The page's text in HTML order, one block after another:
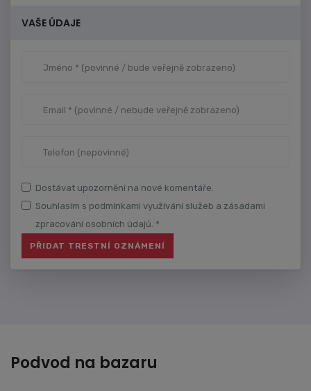
VAŠE ÚDAJE
Dostávat upozornění na nové komentáře.
Souhlasím s podmínkami využívání služeb a zásadami
zpracování osobních údajů. *
Podvod na bazaru